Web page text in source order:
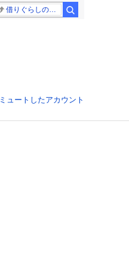
借りぐらしのアリエッティ 耳をすませば
ミュートしたアカウント